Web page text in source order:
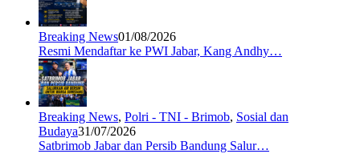
Breaking News01/08/2026
Resmi Mendaftar ke PWI Jabar, Kang Andhy…
Breaking News, Polri - TNI - Brimob, Sosial dan
Budaya31/07/2026
Satbrimob Jabar dan Persib Bandung Salur…